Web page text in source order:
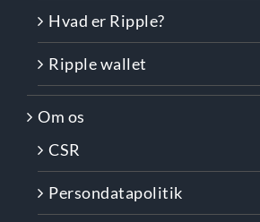
Hvad er Ripple?
Ripple wallet
Om os
CSR
Persondatapolitik